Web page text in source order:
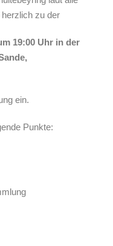
zu der
19:00 Uhr in der
ein.
Punkte: